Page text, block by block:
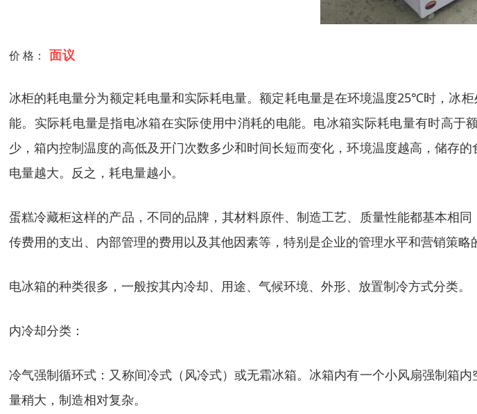
价 格： 面议
冰柜的耗电量分为额定耗电量和实际耗电量。额定耗电量是在环境温度25℃时，
能。实际耗电量是指电冰箱在实际使用中消耗的电能。电冰箱实际耗电量有时高
少，箱内控制温度的高低及开门次数多少和时间长短而变化，环境温度越高，储存
电量越大。反之，耗电量越小。
蛋糕冷藏柜这样的产品，不同的品牌，其材料原件、制造工艺、质量性能都基本相
传费用的支出、内部管理的费用以及其他因素等，特别是企业的管理水平和营销策略
电冰箱的种类很多，一般按其内冷却、用途、气候环境、外形、放置制冷方式分类。
内冷却分类：
冷气强制循环式：又称间冷式（风冷式）或无霜冰箱。冰箱内有一个小风扇强制箱
量稍大，制造相对复杂。